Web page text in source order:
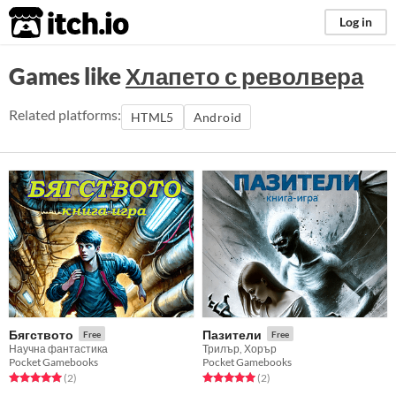
itch.io Log in
Games likeХлапето с револвера
Related platforms: HTML5 Android
Бягството Free
Научна фантастика
Pocket Gamebooks
Rated 5.0 out of 5 stars
(2total ratings
)
Пазители Free
Трилър, Хорър
Pocket Gamebooks
Rated 5.0 out of 5 stars
(2total ratings
)